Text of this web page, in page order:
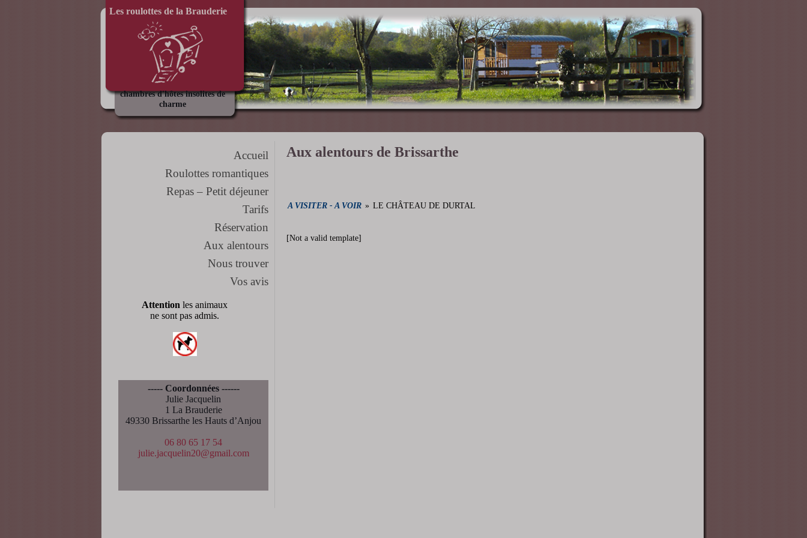
Les roulottes de la Brauderie
chambres d'hôtes insolites de
charme
Accueil
Roulottes romantiques
Repas – Petit déjeuner
Tarifs
Réservation
Aux alentours
Nous trouver
Vos avis
Attention les animaux
ne sont pas admis.
----- Coordonnées ------
Julie Jacquelin
1 La Brauderie
49330 Brissarthe les Hauts d’Anjou
06 80 65 17 54
julie.jacquelin20@gmail.com
Aux alentours de Brissarthe
A VISITER - A VOIR » LE CHÂTEAU DE DURTAL
[Not a valid template]